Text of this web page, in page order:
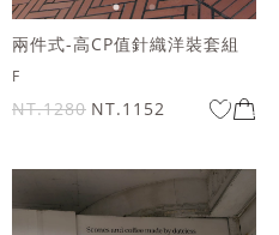
兩件式-高CP值針織洋裝套組
F
NT.1280 NT.1152